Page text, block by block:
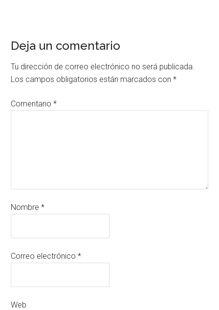
Deja un comentario
Tu dirección de correo electrónico no será publicada.
Los campos obligatorios están marcados con*
Comentario*
Nombre*
Correo electrónico*
Web